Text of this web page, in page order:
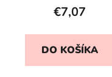
€7,07
DO KOŠÍKA